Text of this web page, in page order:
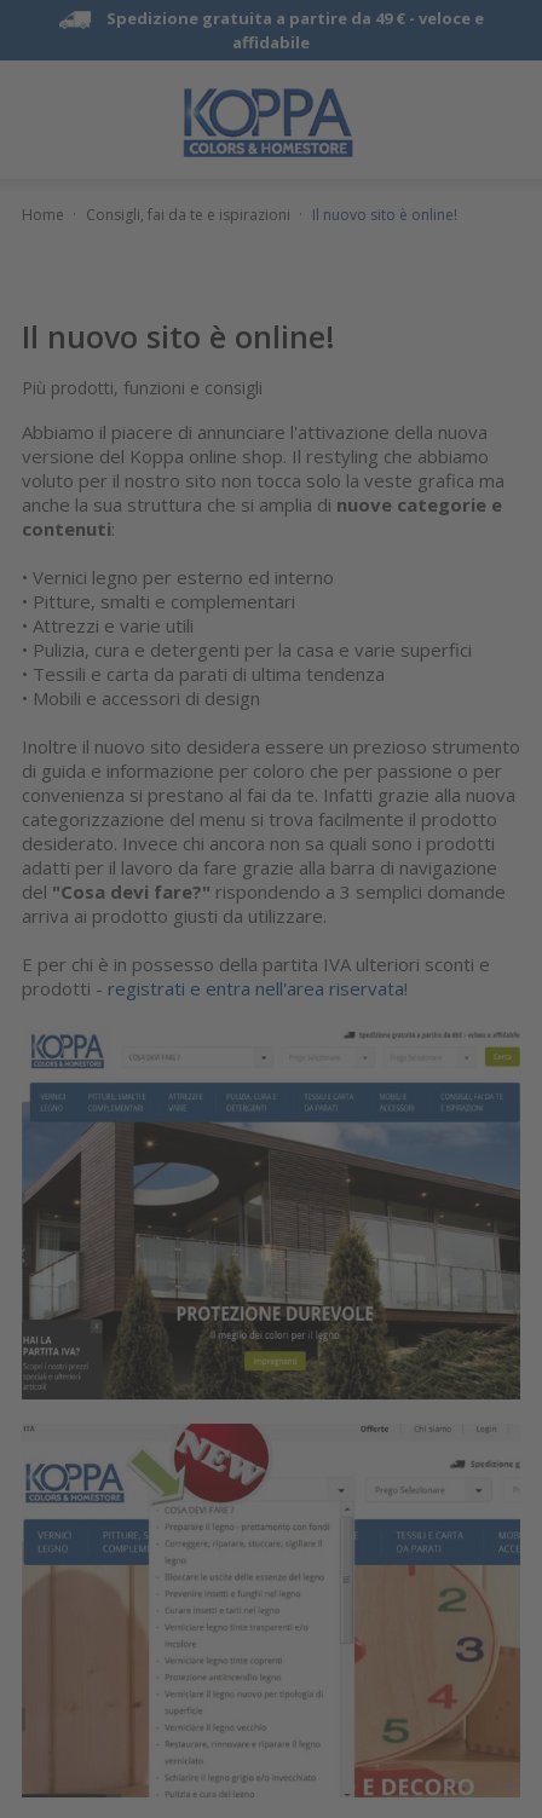
Spedizione gratuita a partire da 49 € - veloce e
affidabile
Home · Consigli, fai da te e ispirazioni · Il nuovo sito è online!
Il nuovo sito è online!
Più prodotti, funzioni e consigli
Abbiamo il piacere di annunciare l'attivazione della nuova
versione del Koppa online shop. Il restyling che abbiamo
voluto per il nostro sito non tocca solo la veste grafica ma
anche la sua struttura che si amplia di nuove categorie e
contenuti:
• Vernici legno per esterno ed interno
• Pitture, smalti e complementari
• Attrezzi e varie utili
• Pulizia, cura e detergenti per la casa e varie superfici
• Tessili e carta da parati di ultima tendenza
• Mobili e accessori di design
Inoltre il nuovo sito desidera essere un prezioso strumento
di guida e informazione per coloro che per passione o per
convenienza si prestano al fai da te. Infatti grazie alla nuova
categorizzazione del menu si trova facilmente il prodotto
desiderato. Invece chi ancora non sa quali sono i prodotti
adatti per il lavoro da fare grazie alla barra di navigazione
del "Cosa devi fare?" rispondendo a 3 semplici domande
arriva ai prodotto giusti da utilizzare.
E per chi è in possesso della partita IVA ulteriori sconti e
prodotti - registrati e entra nell'area riservata!